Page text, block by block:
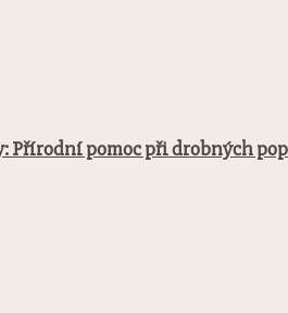
pomoc při drobných